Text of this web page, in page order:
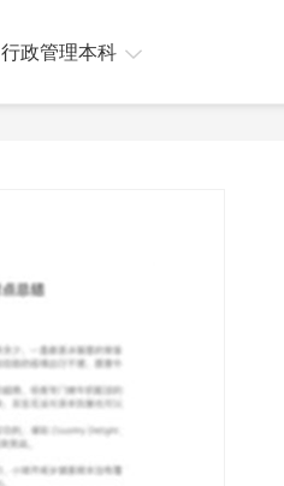
行政管理本科